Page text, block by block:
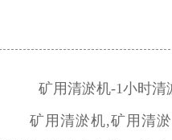
矿清淤设备杜绝洒、滴
矿用清淤机-1小时清
矿用清淤机,矿用清